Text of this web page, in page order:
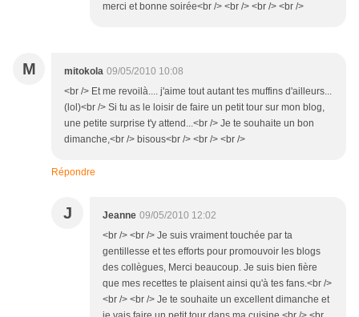
merci et bonne soirée<br /> <br /> <br /> <br />
M mitokola 09/05/2010 10:08
<br /> Et me revoilà.... j'aime tout autant tes muffins d'ailleurs...
(lol)<br /> Si tu as le loisir de faire un petit tour sur mon blog,
une petite surprise t'y attend...<br /> Je te souhaite un bon
dimanche,<br /> bisous<br /> <br /> <br />
Répondre
J Jeanne 09/05/2010 12:02
<br /> <br /> Je suis vraiment touchée par ta
gentillesse et tes efforts pour promouvoir les blogs
des collègues, Merci beaucoup. Je suis bien fière
que mes recettes te plaisent ainsi qu'à tes fans.<br />
<br /> <br /> Je te souhaite un excellent dimanche et